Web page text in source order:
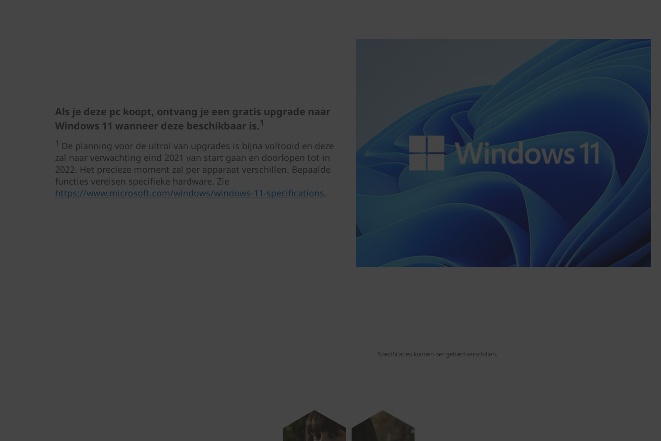
Als je deze pc koopt, ontvang je een gratis upgrade naar
Windows 11 wanneer deze beschikbaar is.1
1 De planning voor de uitrol van upgrades is bijna voltooid en deze
zal naar verwachting eind 2021 van start gaan en doorlopen tot in
2022. Het precieze moment zal per apparaat verschillen. Bepaalde
functies vereisen specifieke hardware. Zie
https://www.microsoft.com/windows/windows-11-specifications.
Specificaties kunnen per gebied verschillen.